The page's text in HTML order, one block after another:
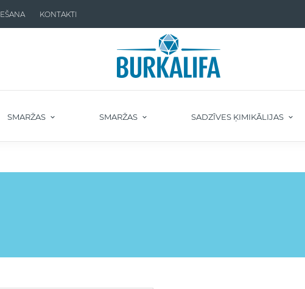
KONTAKTI
SMARŽAS SMARŽAS SADZĪVES ĶIMIKĀLIJAS